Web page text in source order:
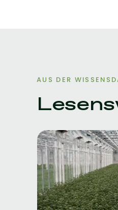
AUS DER